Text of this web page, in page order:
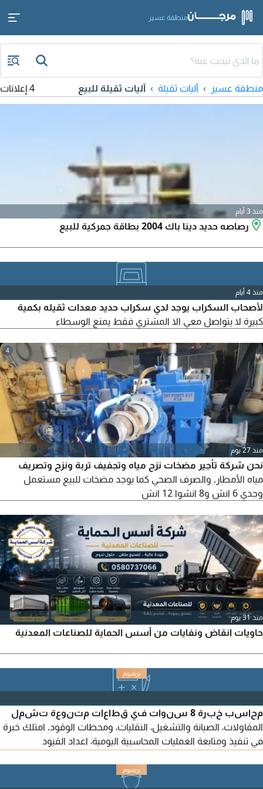
منطقة عسير
منطقة عسير آليات ثقيلة آليات ثقيلة للبيع 4 إعلانات
منذ 3 أيام
رصاصه حديد دينا باك 2004 بطاقة جمركية للبيع
منذ 4 أيام
لأصحاب السكراب يوجد لدي سكراب حديد معدات ثقيله بكمية
كبيرة لا يتواصل معي الا المشتري فقط يمنع الوسطاء
4
منذ 27 يوم
نحن شركة تأجير مضخات نزح مياه وتجفيف تربة ونزح وتصريف
مياه الأمطار. والصرف الصحي كما يوجد مضخات للبيع مستعمل
وجدي 6 انش و8 انشوا 12 انش
منذ 31 يوم
حاويات انقاض ونفايات من أسس الحماية للصناعات المعدنية
محاسب خبرة 8 سنوات في قطاعات متنوعة تشمل
المقاولات، الصيانة والتشغيل، النقليات، ومحطات الوقود. امتلك خبرة
في تنفيذ ومتابعة العمليات المحاسبية اليومية، اعداد القيود
الشهري والسنوي، اعداد ورفع الاقرارات الضريبية، المستخلصات
للمشاريع، والمساهمة الفعالة في اعداد التقارير والقوائم المالية.